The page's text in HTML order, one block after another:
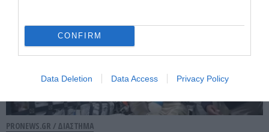
CONFIRM
Data Deletion Data Access Privacy Policy
PRONEWS.GR / ΔΙΑΣΤΗΜΑ